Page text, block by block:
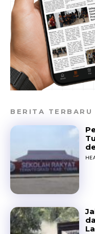
BERITA TERBARU